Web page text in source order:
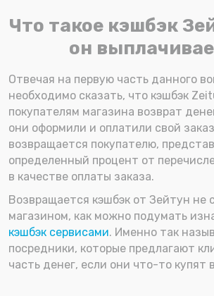
Что такое кэшбэк
он
Отвечая на первую часть данного
необходимо сказать, что кэшбэк
покупателям магазина возврат
они оформили и оплатили свой
возвращается покупателю,
определенный процент от
в качестве оплаты заказа.
Возвращается кэшбэк от Зейтун не
магазином, как можно подумать
кэшбэк сервисами. Именно так
посредники, которые предлагают
часть денег, если они что-то купят